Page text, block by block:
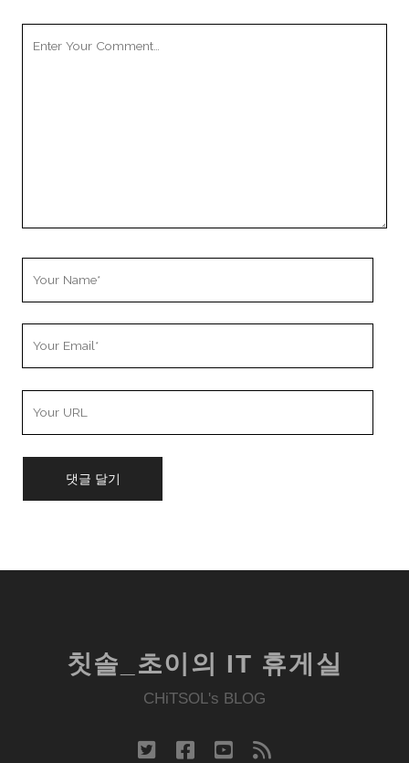
칫솔_초이의 IT 휴게실
CHiTSOL's BLOG
twitterfacebook
youtube
rss